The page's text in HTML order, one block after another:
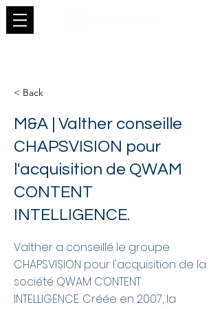
< Back
M&A | Valther conseille
CHAPSVISION pour
l'acquisition de QWAM
CONTENT
INTELLIGENCE.
Valther a conseillé le groupe
CHAPSVISION pour l'acquisition de la
société QWAM CONTENT
INTELLIGENCE. Créée en 2007, la